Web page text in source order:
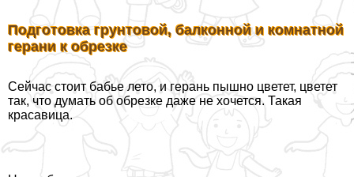
Подготовка грунтовой, балконной и комнатной
герани к обрезке
Сейчас стоит бабье лето, и герань пышно цветет, цветет
так, что думать об обрезке даже не хочется. Такая
красавица.